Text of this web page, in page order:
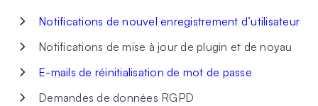
Notifications de nouvel enregistrement d’utilisateur
Notifications de mise à jour de plugin et de noyau
E-mails de réinitialisation de mot de passe
Demandes de données RGPD